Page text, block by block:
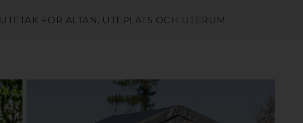
UTETAK FÖR ALTAN, UTEPLATS OCH UTERUM